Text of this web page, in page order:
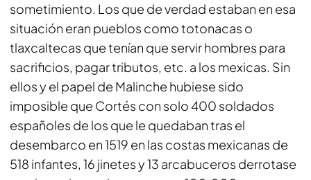
sometimiento. Los que de verdad estaban en esa
situación eran pueblos como totonacas o
tlaxcaltecas que tenían que servir hombres para
sacrificios, pagar tributos, etc. a los mexicas. Sin
ellos y el papel de Malinche hubiese sido
imposible que Cortés con solo 400 soldados
españoles de los que le quedaban tras el
desembarco en 1519 en las costas mexicanas de
518 infantes, 16 jinetes y 13 arcabuceros derrotase